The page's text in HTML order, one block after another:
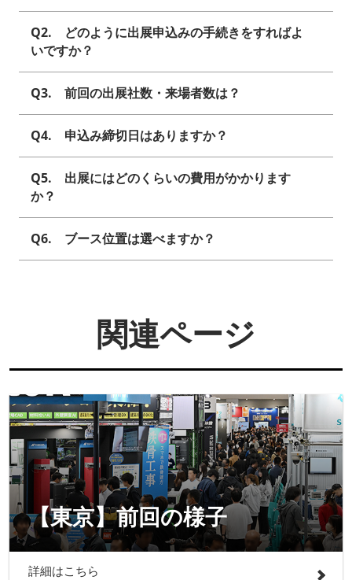
Q2. どのように出展申込みの手続きをすればよ
いですか？
Q3. 前回の出展社数・来場者数は？
Q4. 申込み締切日はありますか？
Q5. 出展にはどのくらいの費用がかかります
か？
Q6. ブース位置は選べますか？
関連ページ
【東京】前回の様子
詳細はこちら